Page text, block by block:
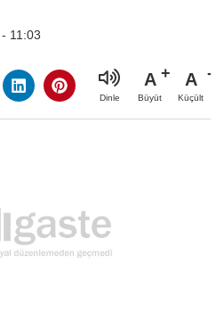
11:03
Dinle
A
Büyüt
A
Küçült